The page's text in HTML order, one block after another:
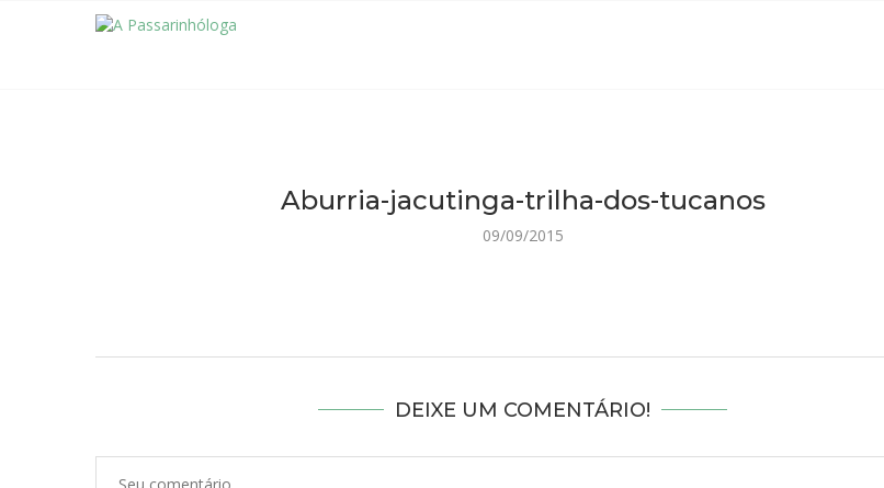
Aburria-jacutinga-trilha-dos-tucanos
09/09/2015
DEIXE UM COMENTÁRIO!